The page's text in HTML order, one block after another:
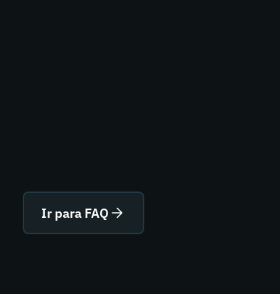
Ir para FAQ